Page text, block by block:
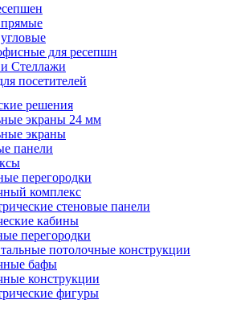
для ресепшн
Стеллажи
посетителей
решения
экраны 24 мм
экраны
панели
перегородки
комплекс
стеновые панели
кабины
перегородки
потолочные конструкции
бафы
конструкции
фигуры